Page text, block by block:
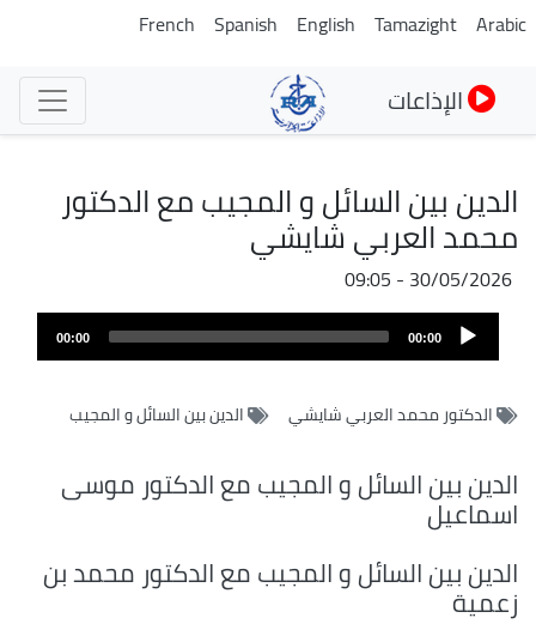
تجاوز
Arabic
Tamazight
English
Spanish
French
الإذاعات
الدين بين السائل و المجيب مع الدكتور
محمد العربي شايشي
30/05/2026 - 09:05
ملف
الصوت
Audio
Player
00:00
00:00
الدكتور محمد العربي شايشي الدين بين السائل و المجيب
الدين بين السائل و المجيب مع الدكتور موسى
اسماعيل
الدين بين السائل و المجيب مع الدكتور محمد بن
زعمية